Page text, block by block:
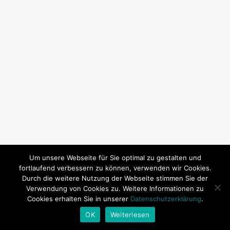
© 2026 SY Subeki. | Technische Betreuung:Andrea Baitz
Um unsere Webseite für Sie optimal zu gestalten und
fortlaufend verbessern zu können, verwenden wir Cookies.
Durch die weitere Nutzung der Webseite stimmen Sie der
Verwendung von Cookies zu. Weitere Informationen zu
Cookies erhalten Sie in unserer Datenschutzerklärung.
OK
Weiterlesen